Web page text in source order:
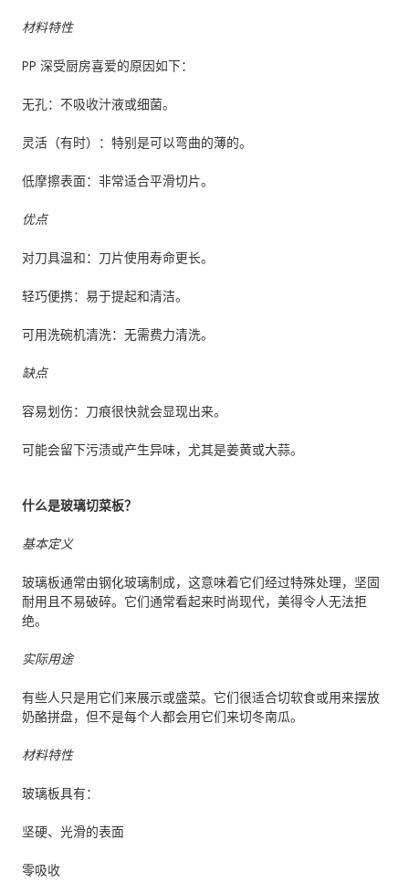
材料特性
PP 深受厨房喜爱的原因如下：
无孔：不吸收汁液或细菌。
灵活（有时）：特别是可以弯曲的薄的。
低摩擦表面：非常适合平滑切片。
优点
对刀具温和：刀片使用寿命更长。
轻巧便携：易于提起和清洁。
可用洗碗机清洗：无需费力清洗。
缺点
容易划伤：刀痕很快就会显现出来。
可能会留下污渍或产生异味，尤其是姜黄或大蒜。
什么是玻璃切菜板？
基本定义
玻璃板通常由钢化玻璃制成，这意味着它们经过特殊处理，坚固
耐用且不易破碎。它们通常看起来时尚现代，美得令人无法拒
绝。
实际用途
有些人只是用它们来展示或盛菜。它们很适合切软食或用来摆放
奶酪拼盘，但不是每个人都会用它们来切冬南瓜。
材料特性
玻璃板具有：
坚硬、光滑的表面
零吸收